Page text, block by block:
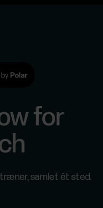
for
samlet ét sted.